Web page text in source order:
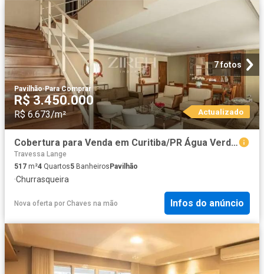
7 fotos
Pavilhão·Para Comprar
R$ 3.450.000
R$ 6.673/m² Actualizado
Cobertura para Venda em Curitiba/PR Água Verde 4 Quartos
Travessa Lange
517 m²4 Quartos5 BanheirosPavilhão
·Churrasqueira
Nova oferta por Chaves na mão Infos do anúncio